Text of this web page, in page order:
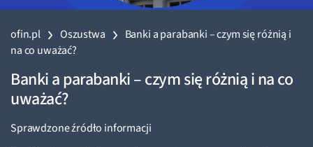
ofin.pl Oszustwa
Banki a parabanki – czym się różnią i
na co uważać?
Banki a parabanki – czym się różnią i na co
uważać?
Sprawdzone źródło informacji